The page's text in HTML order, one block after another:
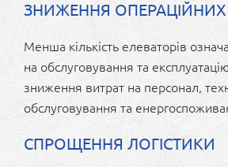
ЗНИЖЕННЯ ОПЕРАЦІЙНИХ
Менша кількість елеваторів
на обслуговування та
зниження витрат на персонал,
обслуговування та
СПРОЩЕННЯ ЛОГІСТИКИ